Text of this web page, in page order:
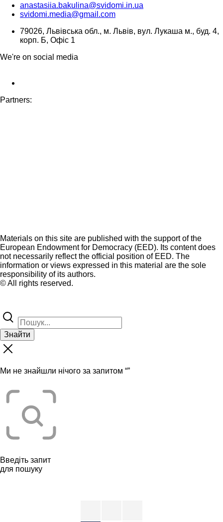
anastasiia.bakulina@svidomi.in.ua
svidomi.media@gmail.com
79026, Львівська обл., м. Львів, вул. Лукаша м., буд. 4,
корп. Б, Офіс 1
We're on social media
Partners:
Materials on this site are published with the support of the
European Endowment for Democracy (EED). Its content does
not necessarily reflect the official position of EED. The
information or views expressed in this material are the sole
responsibility of its authors.
© All rights reserved.
Знайти
Ми не знайшли нічого за запитом “”
Введіть запит
для пошуку